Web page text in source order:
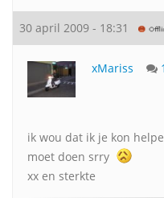
30 april 2009 - 18:31
xMariss
ik wou dat ik je kon
moet doen srry
xx en sterkte